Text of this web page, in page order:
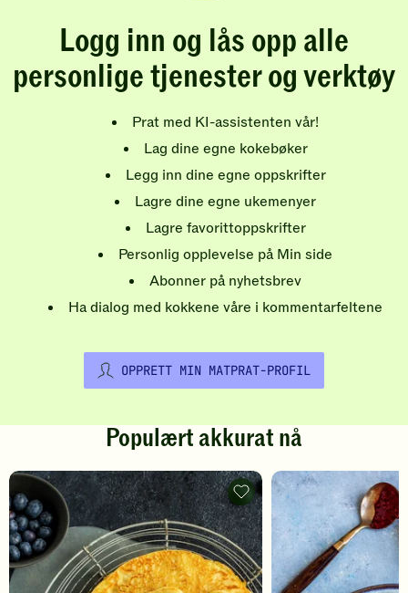
Logg inn og lås opp alle
personlige tjenester og verktøy
Prat med KI-assistenten vår!
Lag dine egne kokebøker
Legg inn dine egne oppskrifter
Lagre dine egne ukemenyer
Lagre favorittoppskrifter
Personlig opplevelse på Min side
Abonner på nyhetsbrev
Ha dialog med kokkene våre i kommentarfeltene
OPPRETT MIN MATPRAT-PROFIL
Populært akkurat nå
Pannekaker
-
legg
til
favoritter